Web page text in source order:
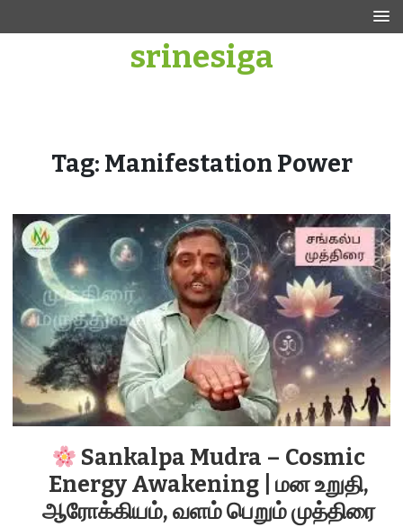
srinesiga
Tag: Manifestation Power
Sankalpa Mudra – Cosmic
Energy Awakening | மன உறுதி,
ஆரோக்கியம், வளம் பெறும் முத்திரை